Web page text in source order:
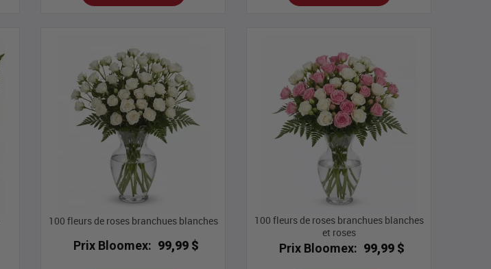
100 fleurs de roses branchues blanches
Prix Bloomex: 99,99 $
100 fleurs de roses branchues blanches
et roses
Prix Bloomex: 99,99 $